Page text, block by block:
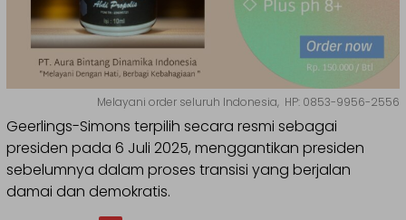
Melayani order seluruh Indonesia, HP: 0853-9956-2556
Geerlings-Simons terpilih secara resmi sebagai
presiden pada 6 Juli 2025, menggantikan presiden
sebelumnya dalam proses transisi yang berjalan
damai dan demokratis.